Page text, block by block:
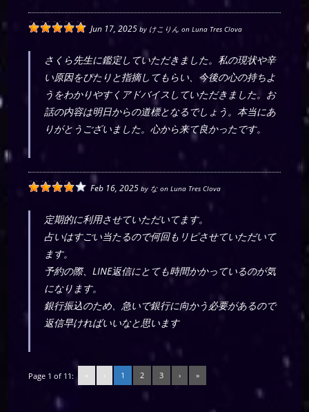
Jun 17, 2025 by けこりん onLuna Tres Clova
さくら先生に鑑定していただきました。私の現状や辛
い原因をぴたりと指摘してもらい、今後の心の持ちよ
うをわかりやすくアドバイスしていただきました。お
話の内容は明日からの道標となるでしょう。本当にあ
りがとうございました。心から来て良かったです。
Feb 16, 2025 by な onLuna Tres Clova
定期的に利用させていただいてます。
占いはすごい当たるので何回もリピさせていただいて
ます。
予約の際、LINE返信にとても時間かかっているのが気
になります。
銀行振込のため、急いで銀行に向かう必要があるので
返信早ければいいなと思います
Page 1 of 11: « ‹ 1 2 3 › »